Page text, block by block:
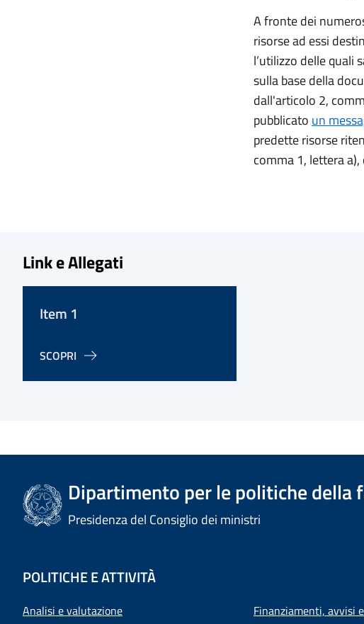
A fronte dei
risorse ad essi
l’utilizzo delle quali
sulla base della
dall'articolo 2,
pubblicato un
predette risorse
comma 1, lettera
Link e Allegati
Item 1
SCOPRI
Dipartimento per le politiche della
Presidenza del Consiglio dei ministri
POLITICHE E ATTIVITÀ
Analisi e valutazione Finanziamenti, avvisi